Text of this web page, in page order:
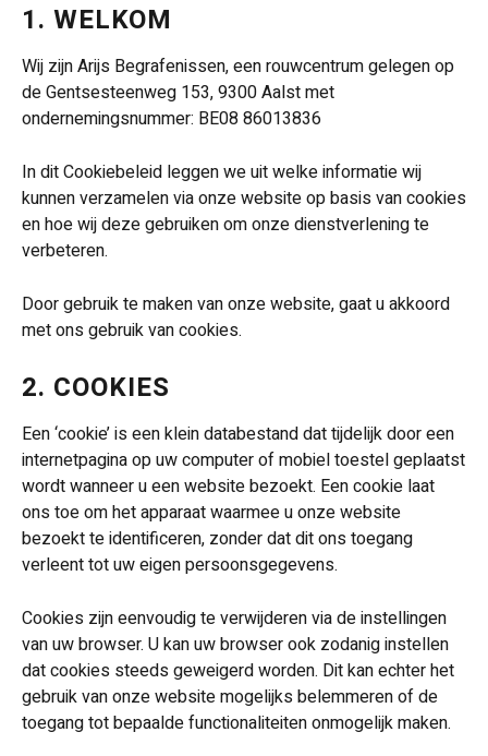
1. WELKOM
Wij zijn Arijs Begrafenissen, een rouwcentrum gelegen op
de Gentsesteenweg 153, 9300 Aalst met
ondernemingsnummer: BE08 86013836
In dit Cookiebeleid leggen we uit welke informatie wij
kunnen verzamelen via onze website op basis van cookies
en hoe wij deze gebruiken om onze dienstverlening te
verbeteren.
Door gebruik te maken van onze website, gaat u akkoord
met ons gebruik van cookies.
2. COOKIES
Een ‘cookie’ is een klein databestand dat tijdelijk door een
internetpagina op uw computer of mobiel toestel geplaatst
wordt wanneer u een website bezoekt. Een cookie laat
ons toe om het apparaat waarmee u onze website
bezoekt te identificeren, zonder dat dit ons toegang
verleent tot uw eigen persoonsgegevens.
Cookies zijn eenvoudig te verwijderen via de instellingen
van uw browser. U kan uw browser ook zodanig instellen
dat cookies steeds geweigerd worden. Dit kan echter het
gebruik van onze website mogelijks belemmeren of de
toegang tot bepaalde functionaliteiten onmogelijk maken.